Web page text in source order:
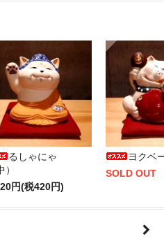
るしゃにゃ
）
円(税420円)
ヨクベ
SOLD OUT